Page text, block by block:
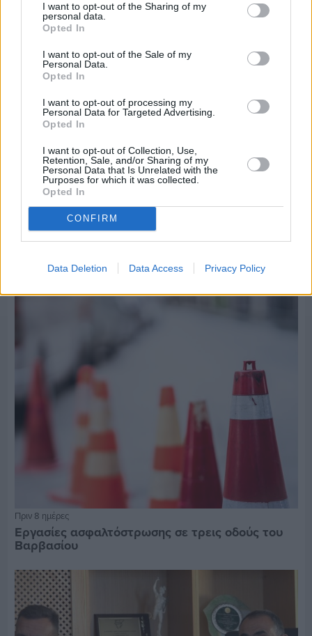
I want to opt-out of the Sharing of my
personal data.
Opted In
I want to opt-out of the Sale of my
Personal Data.
Opted In
I want to opt-out of processing my
Personal Data for Targeted Advertising.
Opted In
I want to opt-out of Collection, Use,
Retention, Sale, and/or Sharing of my
Personal Data that Is Unrelated with the
Purposes for which it was collected.
Opted In
CONFIRM
Data Deletion Data Access Privacy Policy
Πριν 8 ημέρες
Τρίτος στη σφαιροβολία στη διεθνή συνάντηση
Ελλάδας–Κύπρου Κ18 ο Δημήτρης Τέλλιος
Πριν 8 ημέρες
Εργασίες ασφαλτόστρωσης σε τρεις οδούς του
Βαρβασίου